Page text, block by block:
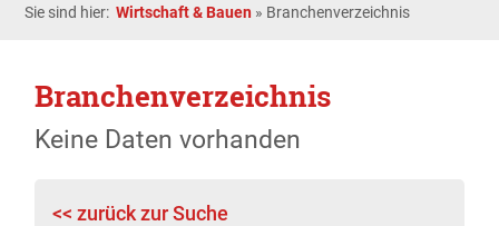
Sie sind hier:Wirtschaft & Bauen » Branchenverzeichnis
Branchenverzeichnis
Keine Daten vorhanden
<< zurück zur Suche